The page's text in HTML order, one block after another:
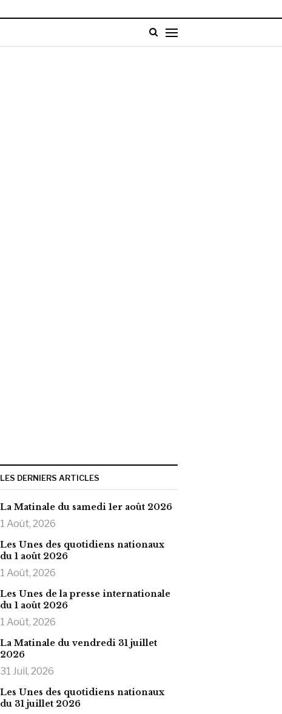
LES DERNIERS ARTICLES
La Matinale du samedi 1er août 2026
1 Août, 2026
Les Unes des quotidiens nationaux
du 1 août 2026
1 Août, 2026
Les Unes de la presse internationale
du 1 août 2026
1 Août, 2026
La Matinale du vendredi 31 juillet
2026
31 Juil, 2026
Les Unes des quotidiens nationaux
du 31 juillet 2026